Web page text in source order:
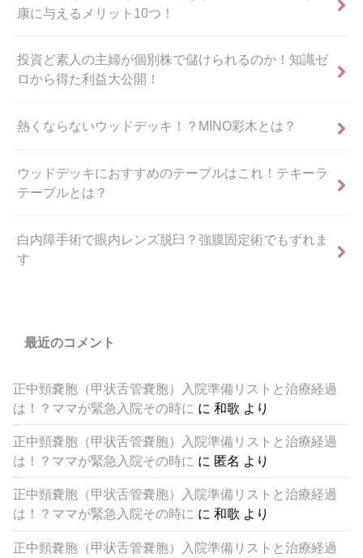
康に与えるメリット10つ！
投資ど素人の主婦が個別株で儲けられるのか！知識ゼ
ロから得た利益大公開！
熱くならないウッドデッキ！？MINO彩木とは？
ウッドデッキにおすすめのテーブルはこれ！テキーラ
テーブルとは？
白内障手術で眼内レンズ脱臼？強膜固定術でもずれま
す
最近のコメント
正中頸嚢胞（甲状舌管嚢胞）入院準備リストと治療経過
は！？ママが緊急入院その時に に和歌 より
正中頸嚢胞（甲状舌管嚢胞）入院準備リストと治療経過
は！？ママが緊急入院その時に に 匿名 より
正中頸嚢胞（甲状舌管嚢胞）入院準備リストと治療経過
は！？ママが緊急入院その時に に和歌 より
正中頸嚢胞（甲状舌管嚢胞）入院準備リストと治療経過